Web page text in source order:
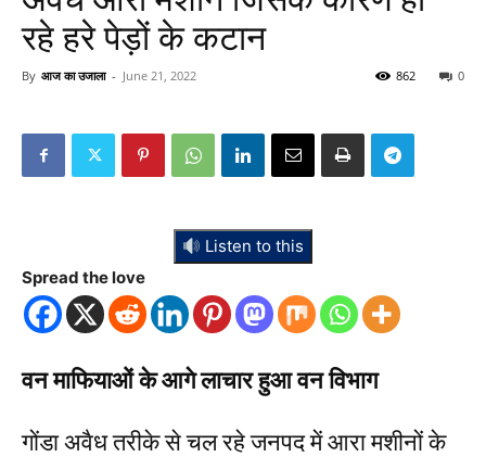
रहे हरे पेड़ों के कटान
By आज का उजाला - June 21, 2022 0
862
Listen to this
Spread the love
वन माफियाओं के आगे लाचार हुआ वन विभाग
गोंडा अवैध तरीके से चल रहे जनपद में आरा मशीनों के